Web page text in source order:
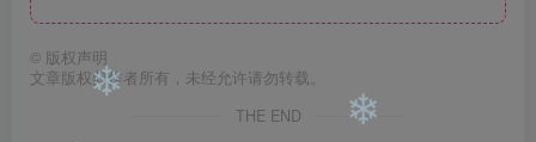
© 版权声明
文章版权归作者所有，未经允许请勿转载。
THE END